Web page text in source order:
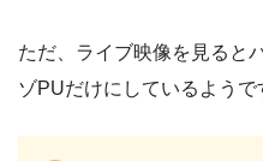
ただ、ライブ映像を見ると
ゾPUだけにしているようで